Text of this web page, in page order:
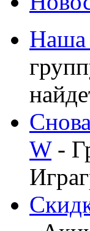
Наша
W-